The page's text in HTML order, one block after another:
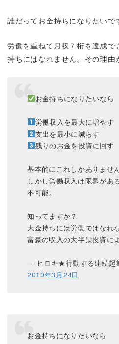
誰だってお金持ちになりたいで
労働を重ねて月収７桁を達成で
持ちにはなれません。その理由
お金持ちになりたいなら
労働収入を最大に増やす
支出を最小に減らす
残りのお金を投資に回す
基本的にこれしかありません
しかし労働収入は限界があ
不可能。
知ってますか？
大金持ちには労働ではなれ
富豪の収入の大半は投資に
— ヒロキ★行動する連続起
2019年3月24日
お金持ちになりたいなら